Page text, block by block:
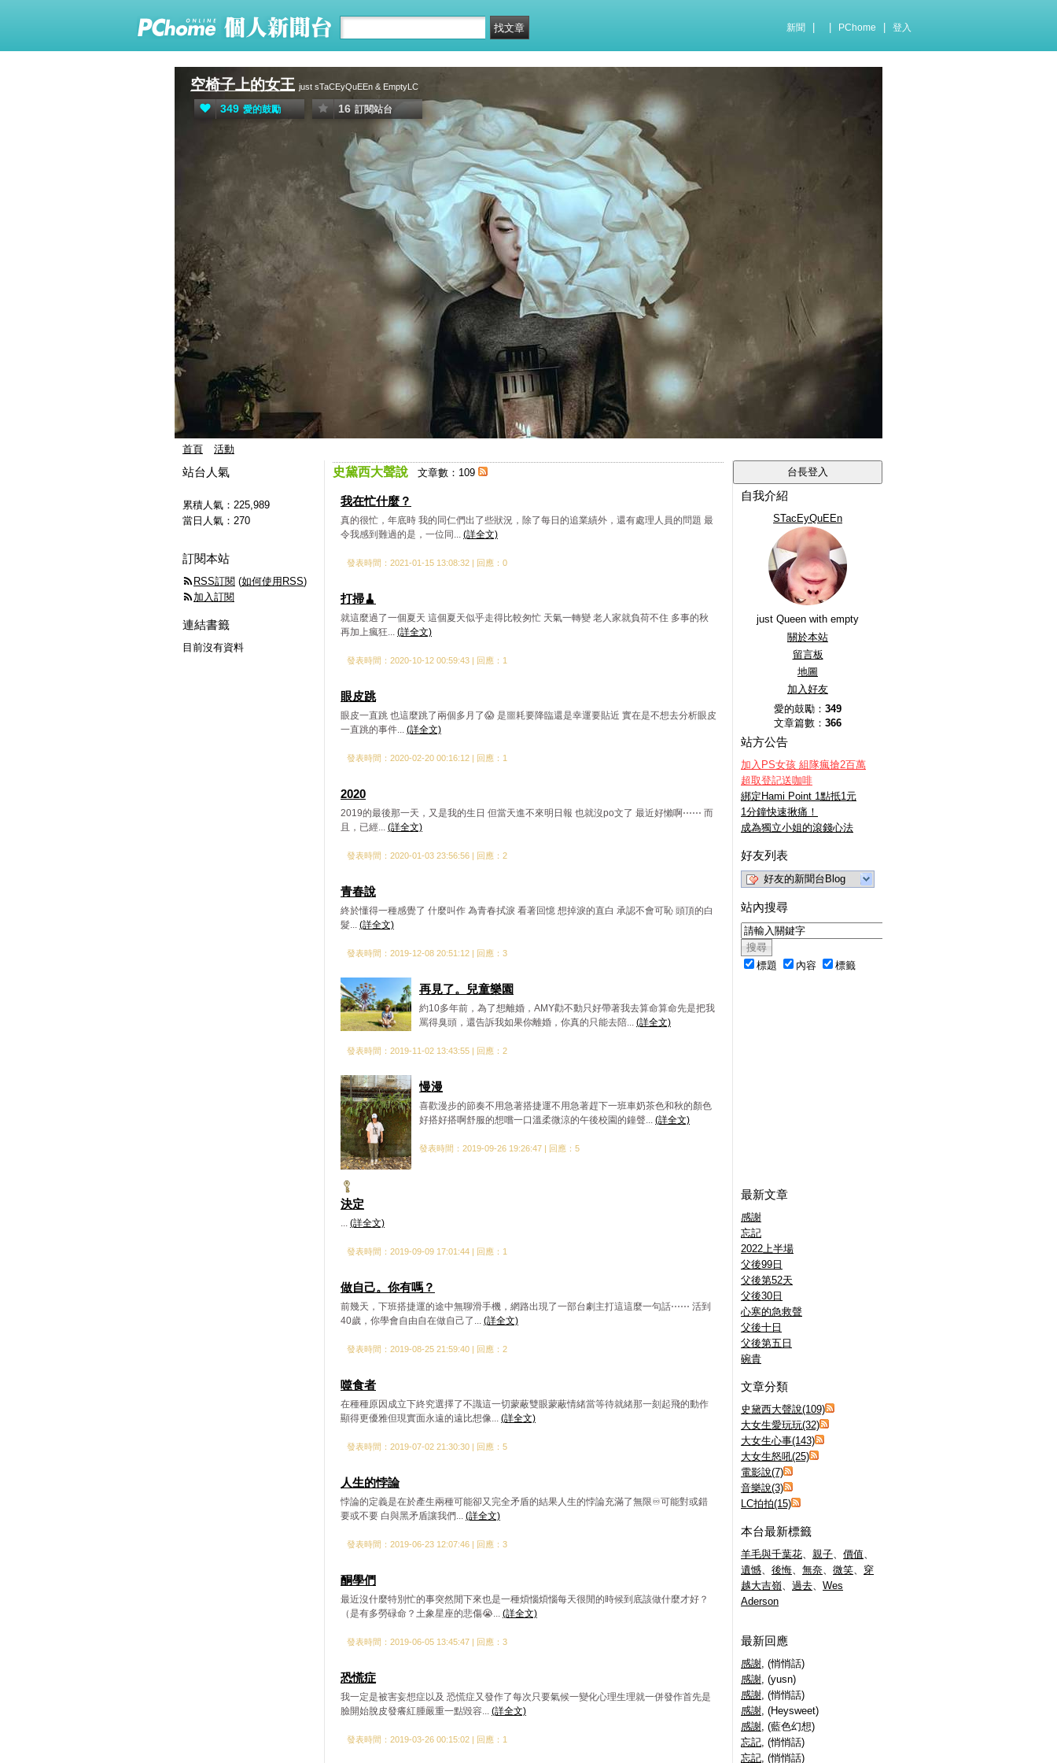
新聞 PChome 登入
空椅子上的女王 just sTaCEyQuEEn & EmptyLC
349 愛的鼓勵 16 訂閱站台
首頁 活動
史黛西大聲說 文章數：109
我在忙什麼？
真的很忙，年底時 我的同仁們出了些狀況，除了每日的追業績外，還有處理人員的問題 最
令我感到難過的是，一位同... (詳全文)
發表時間：2021-01-15 13:08:32 | 回應：0
打掃🧹
就這麼過了一個夏天 這個夏天似乎走得比較匆忙 天氣一轉變 老人家就負荷不住 多事的秋
再加上瘋狂... (詳全文)
發表時間：2020-10-12 00:59:43 | 回應：1
眼皮跳
眼皮一直跳 也這麼跳了兩個多月了😱 是噩耗要降臨還是幸運要貼近 實在是不想去分析眼皮
一直跳的事件... (詳全文)
發表時間：2020-02-20 00:16:12 | 回應：1
2020
2019的最後那一天，又是我的生日 但當天進不來明日報 也就沒po文了 最近好懶啊⋯⋯ 而
且，已經... (詳全文)
發表時間：2020-01-03 23:56:56 | 回應：2
青春說
終於懂得一種感覺了 什麼叫作 為青春拭淚 看著回憶 想掉淚的直白 承認不會可恥 頭頂的白
髮... (詳全文)
發表時間：2019-12-08 20:51:12 | 回應：3
再見了。兒童樂園
約10多年前，為了想離婚，AMY勸不動只好帶著我去算命算命先是把我
罵得臭頭，還告訴我如果你離婚，你真的只能去陪... (詳全文)
發表時間：2019-11-02 13:43:55 | 回應：2
慢漫
喜歡漫步的節奏不用急著搭捷運不用急著趕下一班車奶茶色和秋的顏色
好搭好搭啊舒服的想嚐一口溫柔微涼的午後校園的鐘聲... (詳全文)
發表時間：2019-09-26 19:26:47 | 回應：5
決定
... (詳全文)
發表時間：2019-09-09 17:01:44 | 回應：1
做自己。你有嗎？
前幾天，下班搭捷運的途中無聊滑手機，網路出現了一部台劇主打這這麼一句話⋯⋯ 活到
40歲，你學會自由自在做自己了... (詳全文)
發表時間：2019-08-25 21:59:40 | 回應：2
噬食者
在種種原因成立下終究選擇了不識這一切蒙蔽雙眼蒙蔽情緒當等待就緒那一刻起飛的動作
顯得更優雅但現實面永遠的遠比想像... (詳全文)
發表時間：2019-07-02 21:30:30 | 回應：5
人生的悖論
悖論的定義是在於產生兩種可能卻又完全矛盾的結果人生的悖論充滿了無限♾可能對或錯
要或不要 白與黑矛盾讓我們... (詳全文)
發表時間：2019-06-23 12:07:46 | 回應：3
酮學們
最近沒什麼特別忙的事突然閒下來也是一種煩惱煩惱每天很閒的時候到底該做什麼才好？
（是有多勞碌命？土象星座的悲傷😭... (詳全文)
發表時間：2019-06-05 13:45:47 | 回應：3
恐慌症
我一定是被害妄想症以及 恐慌症又發作了每次只要氣候一變化心理生理就一併發作首先是
臉開始脫皮發癢紅腫嚴重一點毀容... (詳全文)
發表時間：2019-03-26 00:15:02 | 回應：1
自我介紹
STacEyQuEEn
just Queen with empty
關於本站
留言板
地圖
加入好友
愛的鼓勵： 349
文章篇數： 366
站方公告
加入PS女孩 組隊瘋搶2百萬
超取登記送咖啡
綁定Hami Point 1點抵1元
1分鐘快速揪痛！
成為獨立小姐的滾錢心法
好友列表
好友的新聞台Blog
站內搜尋
標題 內容 標籤
最新文章
感謝
忘記
2022上半場
父後99日
父後第52天
父後30日
心寒的急救聲
父後十日
父後第五日
碗貴
文章分類
史黛西大聲說(109)
大女生愛玩玩(32)
大女生心事(143)
大女生怒吼(25)
電影說(7)
音樂說(3)
LC拍拍(15)
本台最新標籤
羊毛與千葉花、 親子、 價值、
遺憾、 後悔、 無奈、 微笑、 穿
越大吉嶺、 過去、 Wes
Aderson
最新回應
感謝, (悄悄話)
感謝, (yusn)
感謝, (悄悄話)
感謝, (Heysweet)
感謝, (藍色幻想)
忘記, (悄悄話)
忘記, (悄悄話)
站台人氣
累積人氣： 225,989
當日人氣： 270
訂閱本站
RSS訂閱 (如何使用RSS)
加入訂閱
連結書籤
目前沒有資料